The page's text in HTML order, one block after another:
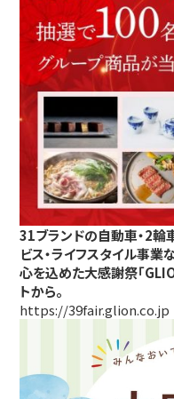
31ブランドの自動車・2輪
ビス・ライフスタイル事業
心を込めた大感謝祭「
トから。
https://39fair.glion.co.jp